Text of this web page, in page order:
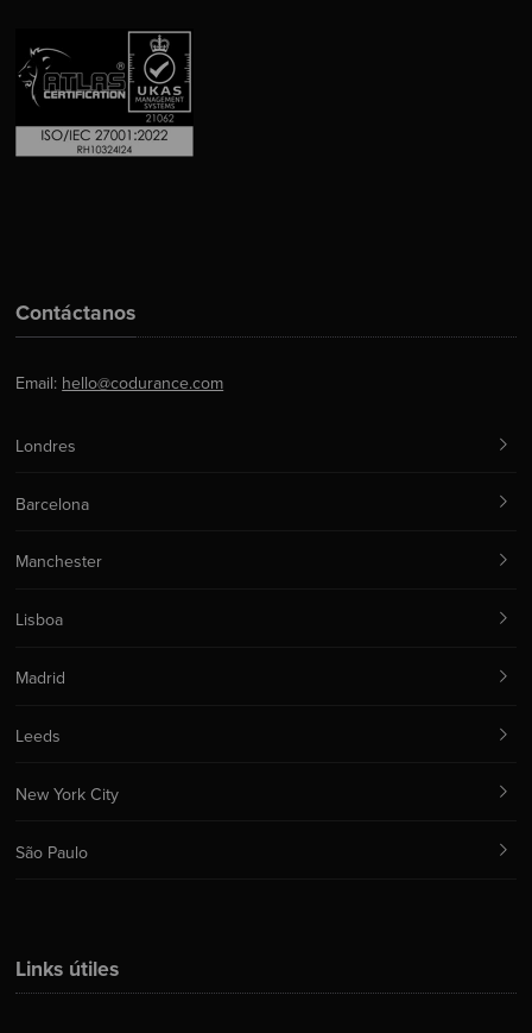
Links útiles
Contáctanos
Email: hello@codurance.com
Londres
Barcelona
Manchester
Lisboa
Madrid
Leeds
New York City
São Paulo